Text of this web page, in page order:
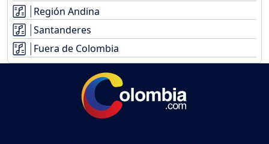
Región Andina
Santanderes
Fuera de Colombia